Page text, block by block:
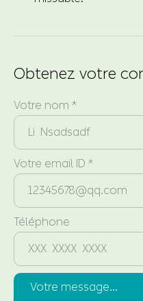
Obtenez votre
Votre nom *
Votre email ID *
Téléphone
Votre message...